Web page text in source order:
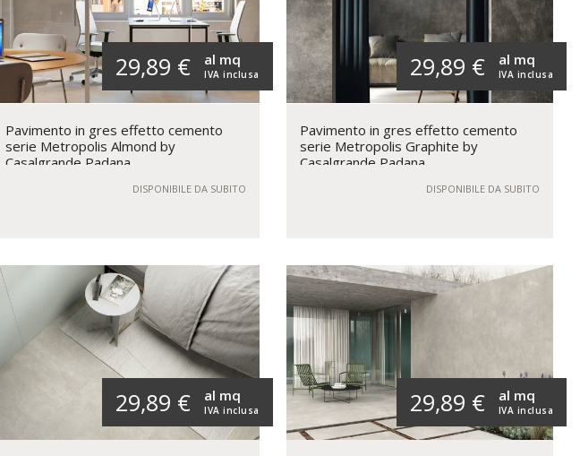
29,89 € IVA inclusa
al mq
Pavimento in gres effetto cemento
serie Metropolis Almond by
Casalgrande Padana
DISPONIBILE DA SUBITO
29,89 € IVA inclusa
al mq
Pavimento in gres effetto cemento
serie Metropolis Graphite by
Casalgrande Padana
DISPONIBILE DA SUBITO
29,89 € IVA inclusa
al mq 29,89 € IVA inclusa
al mq